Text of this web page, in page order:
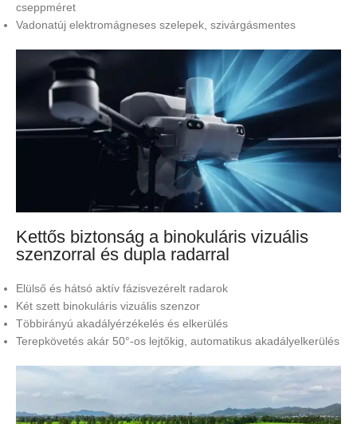
cseppméret
Vadonatúj elektromágneses szelepek, szivárgásmentes
Kettős biztonság a binokuláris vizuális
szenzorral és dupla radarral
Elülső és hátsó aktív fázisvezérelt radarok
Két szett binokuláris vizuális szenzor
Többirányú akadályérzékelés és elkerülés
Terepkövetés akár 50°-os lejtőkig, automatikus akadályelkerülés